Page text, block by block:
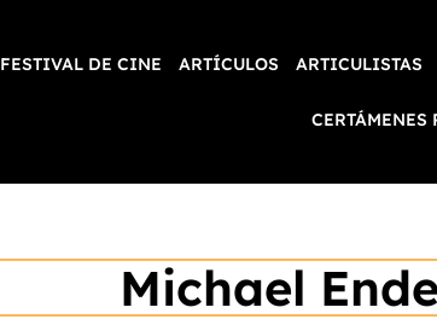
FESTIVAL DE CINE ARTÍCULOS ARTICULISTAS
CERTÁMENES
Michael Ende